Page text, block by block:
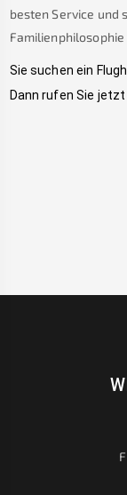
besten Service und
Familienphilosophie
Sie suchen ein
Dann rufen Sie jetzt